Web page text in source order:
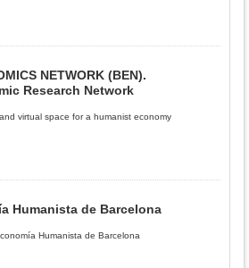
NETWORK (BEN).
Research Network
virtual space for a humanist economy
Humanista de Barcelona
Humanista de Barcelona